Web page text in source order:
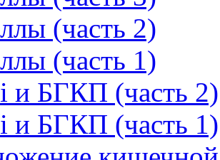
(часть 2)
(часть 1)
и БГКП (часть 2)
и БГКП (часть 1)